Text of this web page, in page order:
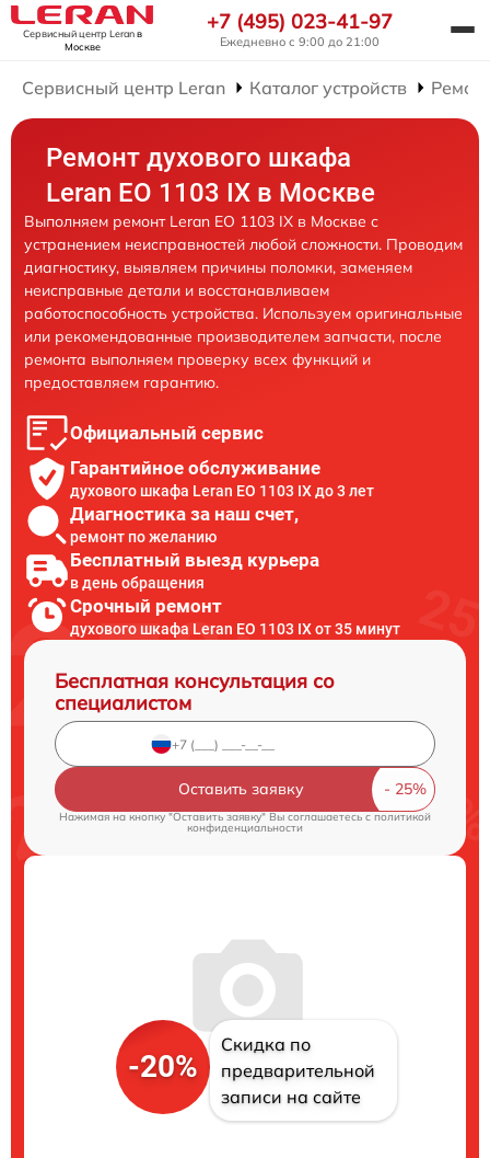
Сервисный центр Leranв
Москве
+7 (495) 023-41-97
Ежедневно с 9:00 до 21:00
Сервисный центр Leran Каталог устройств
Ремонт духового шкафа
Leran EO 1103 IX в Москве
Выполняем ремонт Leran EO 1103 IX в Москве с
устранением неисправностей любой сложности. Проводим
диагностику, выявляем причины поломки, заменяем
неисправные детали и восстанавливаем
работоспособность устройства. Используем оригинальные
или рекомендованные производителем запчасти, после
ремонта выполняем проверку всех функций и
предоставляем гарантию.
Официальный сервис
Гарантийное обслуживание
духового шкафа Leran EO 1103 IX до 3 лет
Диагностика за наш счет,
ремонт по желанию
Бесплатный выезд курьера
в день обращения
Срочный ремонт
духового шкафа Leran EO 1103 IX от 35 минут
Бесплатная консультация со
специалистом
Оставить заявку
Нажимая на кнопку "Оставить заявку" Вы соглашаетесь c политикой
конфиденциальности
-20%
Скидка по
предварительной
записи на сайте